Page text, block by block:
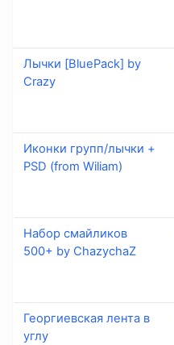
Лычки [BluePack] by
Crazy
Иконки групп/лычки +
PSD (from Wiliam)
Набор смайликов
500+ by ChazychaZ
Георгиевская лента в
углу